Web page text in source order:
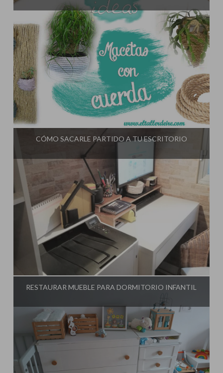
Influencer:El Taller de Ire
CÓMO SACARLE PARTIDO A TU ESCRITORIO
Influencer:El Taller de Ire
RESTAURAR MUEBLE PARA DORMITORIO INFANTIL